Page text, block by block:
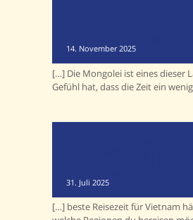
14. November 2025
[…] Die Mongolei ist eines dieser
Gefühl hat, dass die Zeit ein
31. Juli 2025
[…] beste Reisezeit für Vietnam